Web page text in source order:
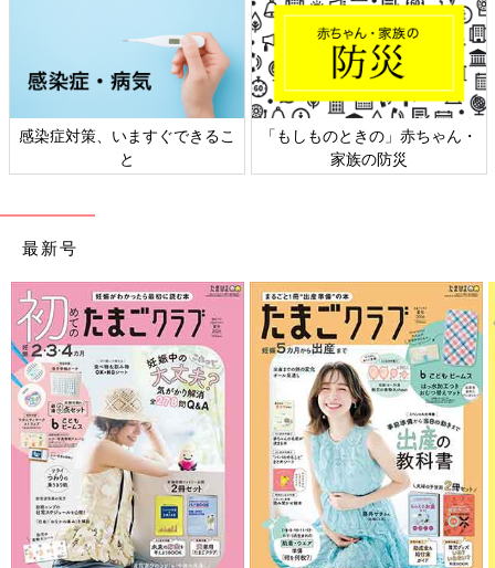
感染症対策、いますぐできるこ
と
「もしものときの」赤ちゃん・
家族の防災
最新号